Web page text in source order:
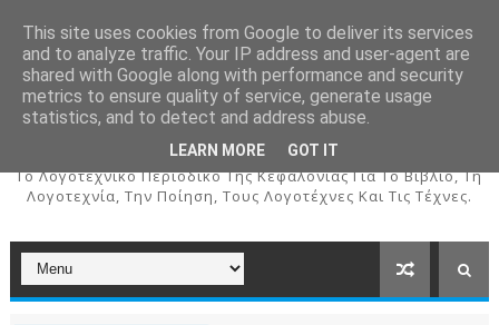
ΚΕΦΑΛΟΣ
To Λογοτεχνικό Περιοδικό Της Κεφαλονιάς Για Το Βιβλίο, Τη
Λογοτεχνία, Την Ποίηση, Τους Λογοτέχνες Και Τις Τέχνες.
This site uses cookies from Google to deliver its services
and to analyze traffic. Your IP address and user-agent are
shared with Google along with performance and security
metrics to ensure quality of service, generate usage
statistics, and to detect and address abuse.
LEARN MORE GOT IT